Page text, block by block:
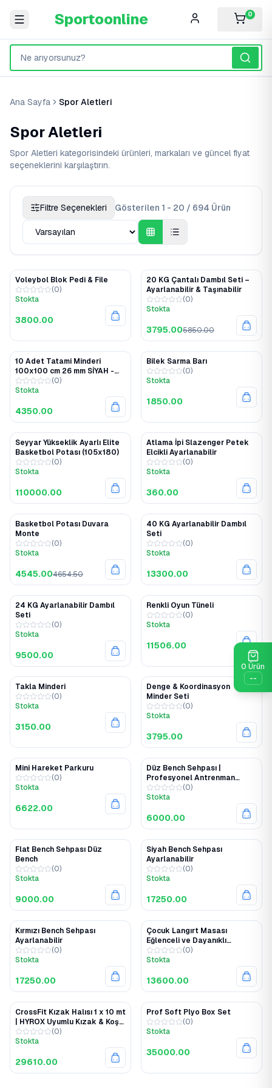
Sportoonline 0
Ana Sayfa Spor Aletleri
Spor Aletleri
Spor Aletleri kategorisindeki ürünleri, markaları ve güncel fiyat
seçeneklerini karşılaştırın.
Filtre Seçenekleri Gösterilen 1 - 20 / 694 Ürün
Voleybol Blok Pedi & File
(0)
Stokta
3800.00
%35
20 KG Çantalı Dambıl Seti –
Ayarlanabilir & Taşınabilir
(0)
Stokta
3795.005850.00
10 Adet Tatami Minderi
100x100 cm 26 mm SİYAH -
GRİ
(0)
Stokta
4350.00
Bilek Sarma Barı
(0)
Stokta
1850.00
Seyyar Yükseklik Ayarlı Elite
Basketbol Potası (105x180)
(0)
Stokta
110000.00
Atlama İpi Slazenger Petek
Elcikli Ayarlanabilir
(0)
Stokta
360.00
Basketbol Potası Duvara
Monte
(0)
Stokta
4545.004654.50
40 KG Ayarlanabilir Dambıl
Seti
(0)
Stokta
13300.00
24 KG Ayarlanabilir Dambıl
Seti
(0)
Stokta
9500.00
Renkli Oyun Tüneli
(0)
Stokta
11506.00
Takla Minderi
(0)
Stokta
3150.00
Denge & Koordinasyon
Minder Seti
(0)
Stokta
3795.00
Mini Hareket Parkuru
(0)
Stokta
6622.00
Düz Bench Sehpası |
Profesyonel Antrenman
Sehpası
(0)
Stokta
6000.00
Flat Bench Sehpası Düz
Bench
(0)
Stokta
9000.00
Siyah Bench Sehpası
Ayarlanabilir
(0)
Stokta
17250.00
Kırmızı Bench Sehpası
Ayarlanabilir
(0)
Stokta
17250.00
Çocuk Langırt Masası
Eğlenceli ve Dayanıklı
Tasarım! (0)
Stokta
13600.00
CrossFit Kızak Halısı 1 x 10 mt
| HYROX Uyumlu Kızak & Koşu
Halısı
(0)
Stokta
29610.00
Prof Soft Plyo Box Set
(0)
Stokta
35000.00
0 Ürün
--